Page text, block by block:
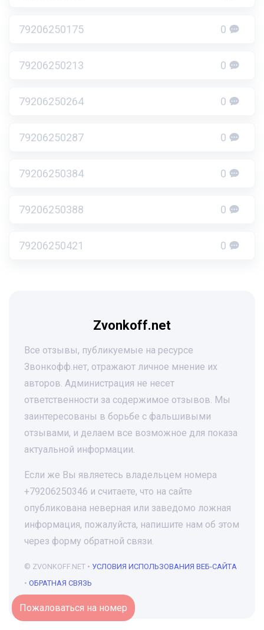
79206250175 0
79206250213 0
79206250264 0
79206250287 0
79206250384 0
79206250388 0
79206250421 0
Zvonkoff.net
Все отзывы, публикуемые на ресурсе
Звонкофф.нет, отражают личное мнение их
авторов. Администрация не несет
ответственности за содержимое отзывов. Мы
заинтересованы в борьбе с фальшивыми
отзывами, и делаем все возможное для показа
актуальной информации.
Если же Вы являетесь владельцем номера
+79206250346 и считаете, что на сайте
опубликована неверная или заведомо ложная
информация, пожалуйста, напишите нам об этом
через форму обратной связи.
© ZVONKOFF.NET • УСЛОВИЯ ИСПОЛЬЗОВАНИЯ ВЕБ-САЙТА
• ОБРАТНАЯ СВЯЗЬ
Пожаловаться на номер